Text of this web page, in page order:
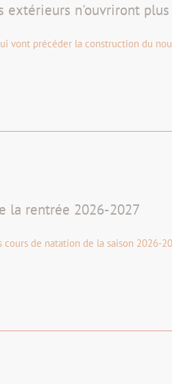
extérieurs n'ouvriront plus
vont précéder la construction du
la rentrée 2026-2027
de natation de la saison 2026-